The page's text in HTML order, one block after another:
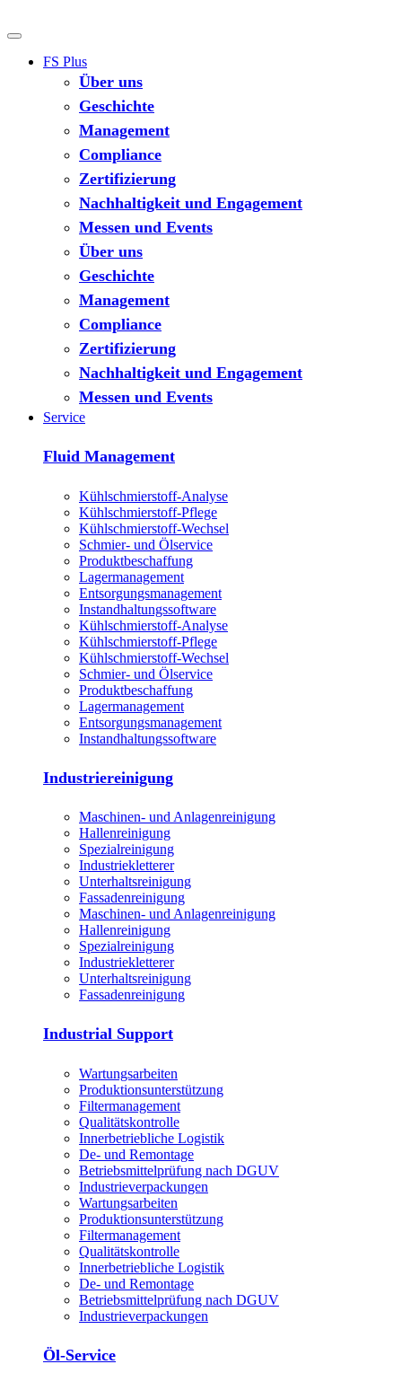
FS Plus
Über uns
Geschichte
Management
Compliance
Zertifizierung
Nachhaltigkeit und Engagement
Messen und Events
Über uns
Geschichte
Management
Compliance
Zertifizierung
Nachhaltigkeit und Engagement
Messen und Events
Service
Fluid Management
Kühlschmierstoff-Analyse
Kühlschmierstoff-Pflege
Kühlschmierstoff-Wechsel
Schmier- und Ölservice
Produktbeschaffung
Lagermanagement
Entsorgungs­management
Instandhaltungs­software
Kühlschmierstoff-Analyse
Kühlschmierstoff-Pflege
Kühlschmierstoff-Wechsel
Schmier- und Ölservice
Produktbeschaffung
Lagermanagement
Entsorgungs­management
Instandhaltungs­software
Industriereinigung
Maschinen- und Anlagenreinigung
Hallenreinigung
Spezialreinigung
Industriekletterer
Unterhaltsreinigung
Fassadenreinigung
Maschinen- und Anlagenreinigung
Hallenreinigung
Spezialreinigung
Industriekletterer
Unterhaltsreinigung
Fassadenreinigung
Industrial Support
Wartungsarbeiten
Produktions­unterstützung
Filtermanagement
Qualitätskontrolle
Innerbetriebliche Logistik
De- und Remontage
Betriebsmittelprüfung nach DGUV
Industrieverpackungen
Wartungsarbeiten
Produktions­unterstützung
Filtermanagement
Qualitätskontrolle
Innerbetriebliche Logistik
De- und Remontage
Betriebsmittelprüfung nach DGUV
Industrieverpackungen
Öl-Service